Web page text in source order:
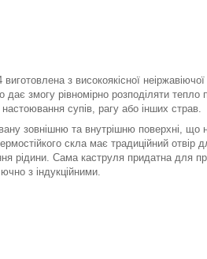
з високоякісної
змогу рівномірно розподіляти тепло
супів, рагу або інших страв.
зовнішню та внутрішню поверхні, що
скла має традиційний отвір
рідини. Сама каструля придатна для
з індукційними.